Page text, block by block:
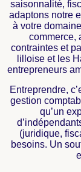
saisonnalité,
adaptons notre
à votre
commerce,
contraintes et
lilloise et les
entrepreneurs
Entreprendre,
gestion
qu’un
(juridique,
besoins. Un